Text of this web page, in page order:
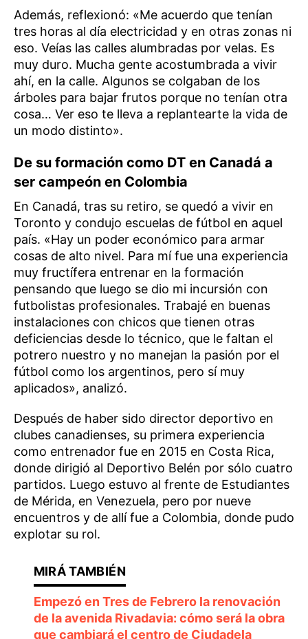
Además, reflexionó: «Me acuerdo que tenían
tres horas al día electricidad y en otras zonas ni
eso. Veías las calles alumbradas por velas. Es
muy duro. Mucha gente acostumbrada a vivir
ahí, en la calle. Algunos se colgaban de los
árboles para bajar frutos porque no tenían otra
cosa… Ver eso te lleva a replantearte la vida de
un modo distinto».
De su formación como DT en Canadá a
ser campeón en Colombia
En Canadá, tras su retiro, se quedó a vivir en
Toronto y condujo escuelas de fútbol en aquel
país. «Hay un poder económico para armar
cosas de alto nivel. Para mí fue una experiencia
muy fructífera entrenar en la formación
pensando que luego se dio mi incursión con
futbolistas profesionales. Trabajé en buenas
instalaciones con chicos que tienen otras
deficiencias desde lo técnico, que le faltan el
potrero nuestro y no manejan la pasión por el
fútbol como los argentinos, pero sí muy
aplicados», analizó.
Después de haber sido director deportivo en
clubes canadienses, su primera experiencia
como entrenador fue en 2015 en Costa Rica,
donde dirigió al Deportivo Belén por sólo cuatro
partidos. Luego estuvo al frente de Estudiantes
de Mérida, en Venezuela, pero por nueve
encuentros y de allí fue a Colombia, donde pudo
explotar su rol.
Empezó en Tres de Febrero la renovación
de la avenida Rivadavia: cómo será la obra
que cambiará el centro de Ciudadela